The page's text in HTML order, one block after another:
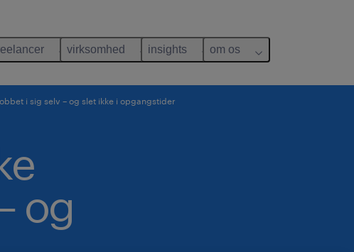
virksomhed insights om os
i sig selv – og slet ikke i opgangstider
og